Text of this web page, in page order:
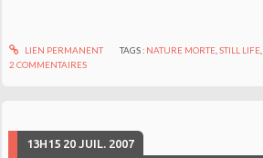
LIEN PERMANENT TAGS : NATURE MORTE, STILL LIFE,
2 COMMENTAIRES
13H15 20 JUIL. 2007